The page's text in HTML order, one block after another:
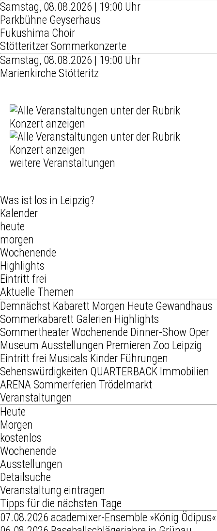
Samstag, 08.08.2026 | 19:00 Uhr
Parkbühne Geyserhaus
Fukushima Choir
Stötteritzer Sommerkonzerte
Samstag, 08.08.2026 | 19:00 Uhr
Marienkirche Stötteritz
weitere Veranstaltungen
Was ist los in Leipzig?
Kalender
heute
morgen
Wochenende
Highlights
Eintritt frei
Aktuelle Themen
Demnächst Kabarett Morgen Heute Gewandhaus
Sommerkabarett Galerien Highlights
SommertheaterWochenende Dinner-Show Oper
Museum Ausstellungen Premieren Zoo Leipzig
Eintritt frei Musicals Kinder Führungen
Sehenswürdigkeiten QUARTERBACK Immobilien
ARENA Sommerferien Trödelmarkt
Veranstaltungen
Heute
Morgen
kostenlos
Wochenende
Ausstellungen
Detailsuche
Veranstaltung eintragen
Tipps für die nächsten Tage
07.08.2026 academixer-Ensemble »König Ödipus«